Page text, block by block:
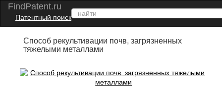
FindPatent.ru
Патентный поиск
Способ рекультивации почв, загрязненных
тяжелыми металлами